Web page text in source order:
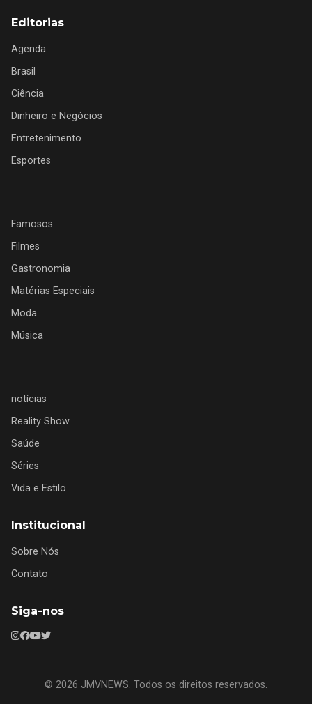
Editorias
Agenda
Brasil
Ciência
Dinheiro e Negócios
Entretenimento
Esportes
Famosos
Filmes
Gastronomia
Matérias Especiais
Moda
Música
notícias
Reality Show
Saúde
Séries
Vida e Estilo
Institucional
Sobre Nós
Contato
Siga-nos
© 2026 JMVNEWS. Todos os direitos reservados.